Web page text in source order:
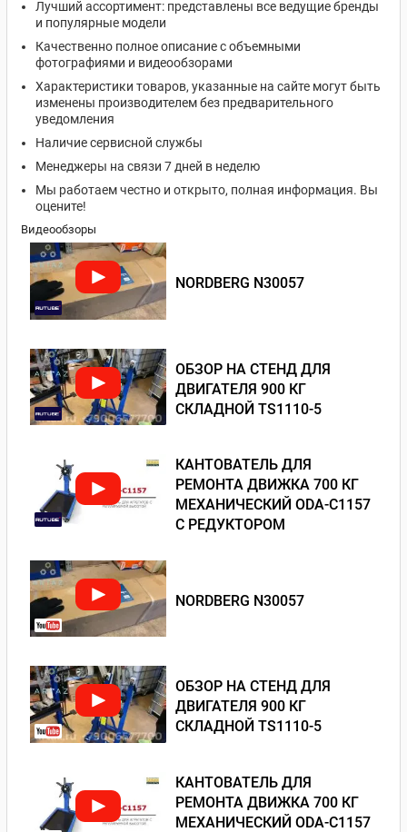
Лучший ассортимент: представлены все ведущие бренды
и популярные модели
Качественно полное описание с объемными
фотографиями и видеообзорами
Характеристики товаров, указанные на сайте могут быть
изменены производителем без предварительного
уведомления
Наличие сервисной службы
Менеджеры на связи 7 дней в неделю
Мы работаем честно и открыто, полная информация. Вы
оцените!
Видеообзоры
NORDBERG N30057
ОБЗОР НА СТЕНД ДЛЯ
ДВИГАТЕЛЯ 900 КГ
СКЛАДНОЙ TS1110-5
КАНТОВАТЕЛЬ ДЛЯ
РЕМОНТА ДВИЖКА 700 КГ
МЕХАНИЧЕСКИЙ ODA-С1157
С РЕДУКТОРОМ
NORDBERG N30057
ОБЗОР НА СТЕНД ДЛЯ
ДВИГАТЕЛЯ 900 КГ
СКЛАДНОЙ TS1110-5
КАНТОВАТЕЛЬ ДЛЯ
РЕМОНТА ДВИЖКА 700 КГ
МЕХАНИЧЕСКИЙ ODA-С1157